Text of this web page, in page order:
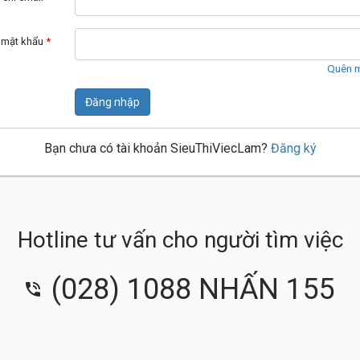
khẩu *
Quên
Đăng nhập
Bạn chưa có tài khoản SieuThiViecLam? Đăng ký
Hotline tư vấn cho người tìm việc
(028) 1088 NHẤN 155